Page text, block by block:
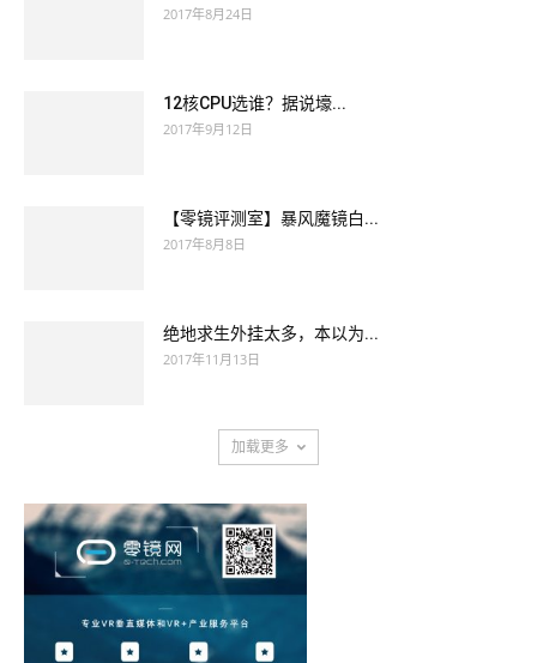
2017年8月24日
12核CPU选谁？据说壕...
2017年9月12日
【零镜评测室】暴风魔镜白...
2017年8月8日
绝地求生外挂太多，本以为...
2017年11月13日
加载更多